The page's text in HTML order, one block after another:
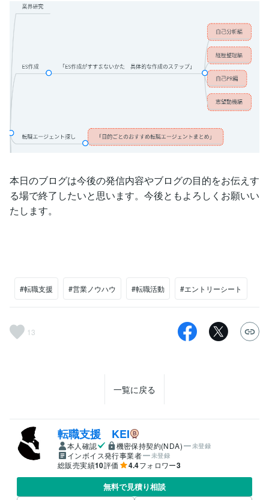
本日のブログは今後の発信内容やブログの目的をお伝えす
る場で終了したいと思います。今後ともよろしくお願いい
たします。
#転職支援 #営業ノウハウ #転職活動 #エントリーシート
13
一覧に戻る
転職支援 KEI
本人確認 機密保持契約(NDA) 未登録
インボイス発行事業者 未登録
総販売実績10評価 4.4フォロワー3
無料で見積り相談